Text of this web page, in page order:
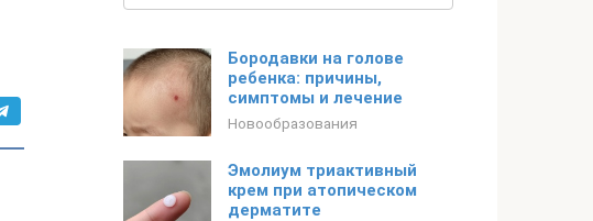
Бородавки на голове
ребенка: причины,
симптомы и лечение
Новообразования
Эмолиум триактивный
крем при атопическом
дерматите